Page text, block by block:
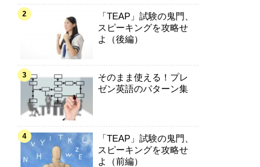
「TEAP」試験の鬼門、
スピーキングを攻略せ
よ（後編）
そのまま使える！プレ
ゼン英語のパターン集
「TEAP」試験の鬼門、
スピーキングを攻略せ
よ（前編）